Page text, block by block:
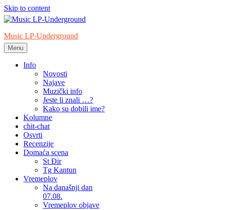
Skip to content
Music LP-Underground
samo muzika i …..
Menu
Info
Novosti
Najave
Muzički info
Jeste li znali …?
Kako su dobili ime?
Kolumne
chit-chat
Osvrti
Recenzije
Domaća scena
St Đir
Tg Kantun
Vremeplov
Na današnji dan
07.08.
Vremeplov objave